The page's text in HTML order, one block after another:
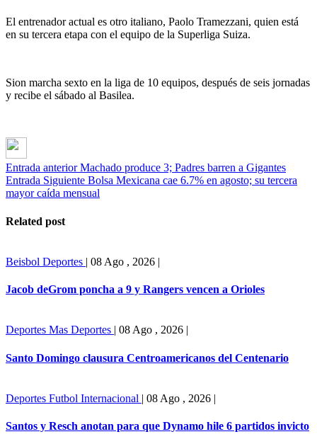
El entrenador actual es otro italiano, Paolo Tramezzani, quien está
en su tercera etapa con el equipo de la Superliga Suiza.
Sion marcha sexto en la liga de 10 equipos, después de seis jornadas
y recibe el sábado al Basilea.
Entrada anterior Machado produce 3; Padres barren a Gigantes
Entrada Siguiente Bolsa Mexicana cae 6.7% en agosto; su tercera
mayor caída mensual
Related post
Beisbol Deportes | 08 Ago , 2026 |
Jacob deGrom poncha a 9 y Rangers vencen a Orioles
Deportes Mas Deportes | 08 Ago , 2026 |
Santo Domingo clausura Centroamericanos del Centenario
Deportes Futbol Internacional | 08 Ago , 2026 |
Santos y Resch anotan para que Dynamo hile 6 partidos invicto